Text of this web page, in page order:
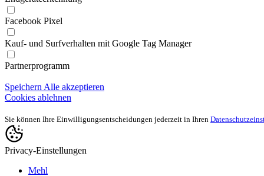
Facebook Pixel
Kauf- und Surfverhalten mit Google Tag Manager
Partnerprogramm
Speichern Alle akzeptieren
Cookies ablehnen
Sie können Ihre Einwilligungsentscheidungen jederzeit in Ihren
Privacy-Einstellungen
Mehl